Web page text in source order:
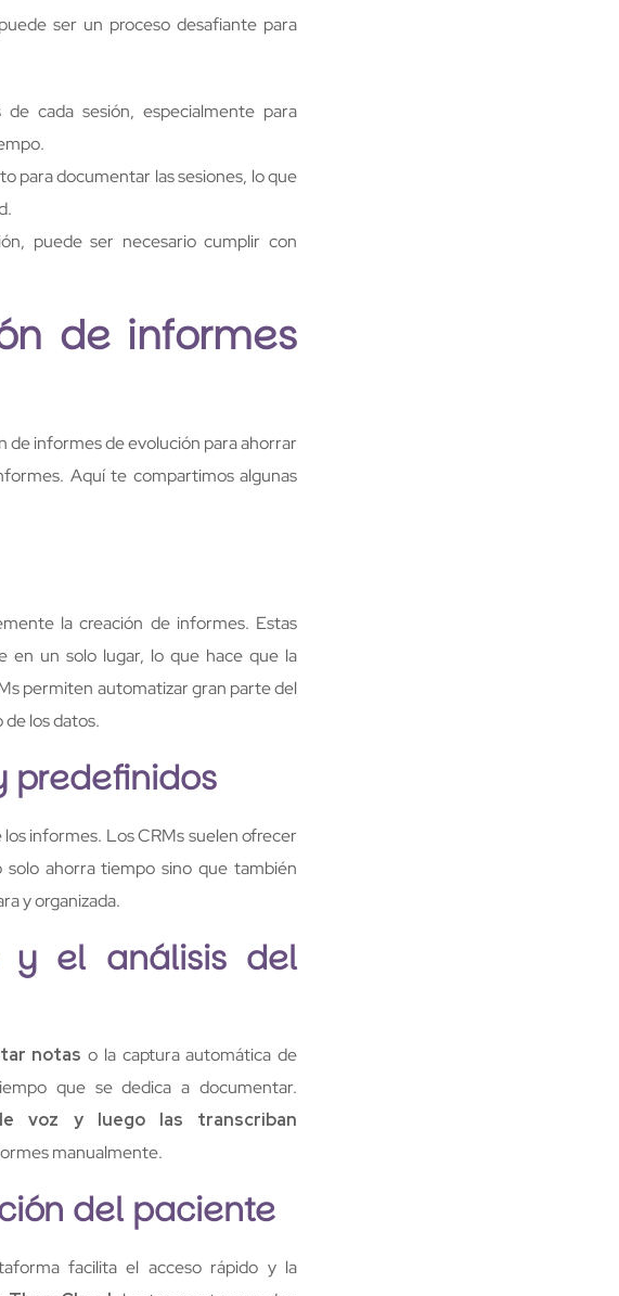
ser un proceso desafiante para
cada sesión, especialmente para
para documentar las sesiones, lo que
puede ser necesario cumplir con
de informes
de informes de evolución para ahorrar
Aquí te compartimos algunas
la creación de informes. Estas
en un solo lugar, lo que hace que la
permiten automatizar gran parte del
los datos.
predefinidos
informes. Los CRMs suelen ofrecer
ahorra tiempo sino que también
y organizada.
y el análisis del
notas o la captura automática de
que se dedica a documentar.
voz y luego las transcriban
manualmente.
del paciente
facilita el acceso rápido y la